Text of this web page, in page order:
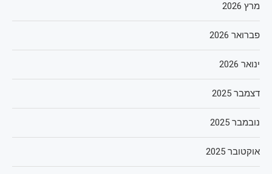
מרץ 2026
פברואר 2026
ינואר 2026
דצמבר 2025
נובמבר 2025
אוקטובר 2025